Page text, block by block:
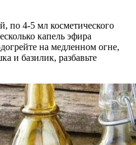
по 4-5 мл косметического
капель эфира
на медленном огне,
и базилик, разбавьте